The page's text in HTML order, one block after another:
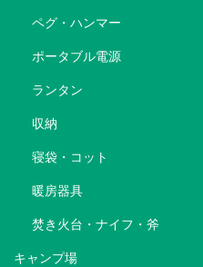
ペグ・ハンマー
ポータブル電源
ランタン
収納
寝袋・コット
暖房器具
焚き火台・ナイフ・斧
キャンプ場